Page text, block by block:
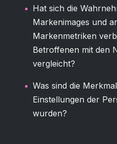
Hat sich die
Markenimages und
Markenmetriken
Betroffenen mit den
vergleicht?
Was sind die
Einstellungen der
wurden?